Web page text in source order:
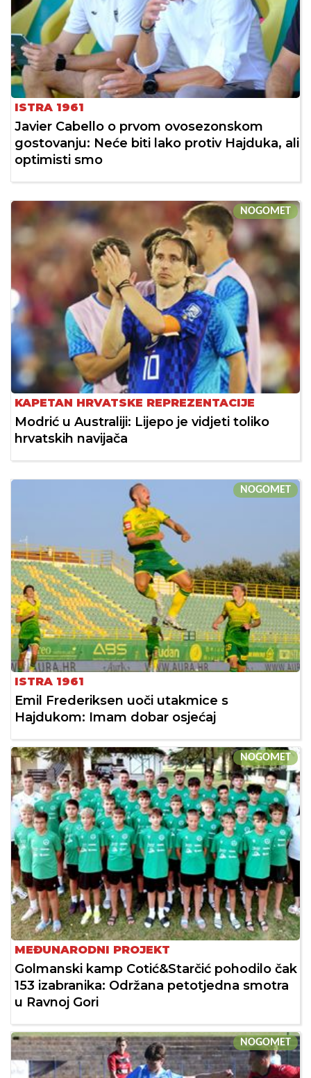
ISTRA 1961
Javier Cabello o prvom ovosezonskom
gostovanju: Neće biti lako protiv Hajduka, ali
optimisti smo
NOGOMET
KAPETAN HRVATSKE REPREZENTACIJE
Modrić u Australiji: Lijepo je vidjeti toliko
hrvatskih navijača
NOGOMET
ISTRA 1961
Emil Frederiksen uoči utakmice s
Hajdukom: Imam dobar osjećaj
NOGOMET
MEĐUNARODNI PROJEKT
Golmanski kamp Cotić&Starčić pohodilo čak
153 izabranika: Održana petotjedna smotra
u Ravnoj Gori
NOGOMET